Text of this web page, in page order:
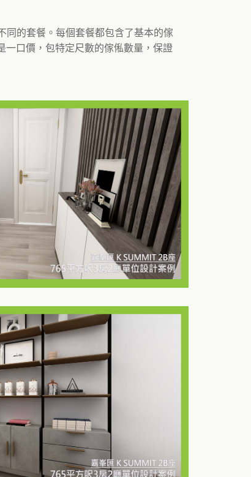
同的套餐。每個套餐都包含了基本的傢
一口價，包特定尺數的傢俬數量，保證